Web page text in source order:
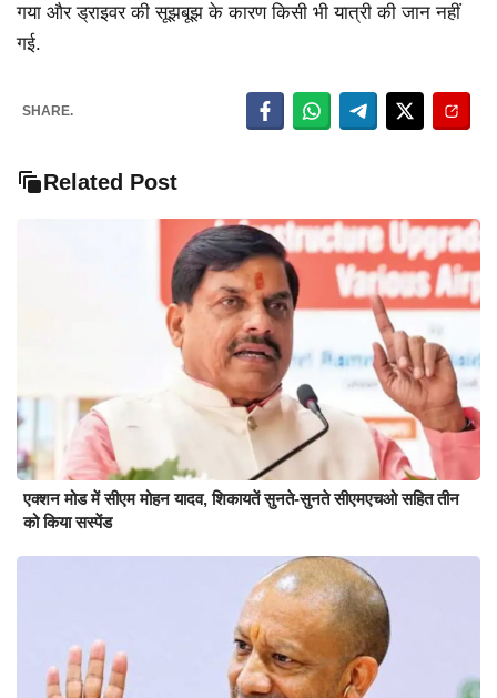
गया और ड्राइवर की सूझबूझ के कारण किसी भी यात्री की जान नहीं
गई.
SHARE.
Related Post
एक्शन मोड में सीएम मोहन यादव, शिकायतें सुनते-सुनते सीएमएचओ सहित तीन
को किया सस्पेंड